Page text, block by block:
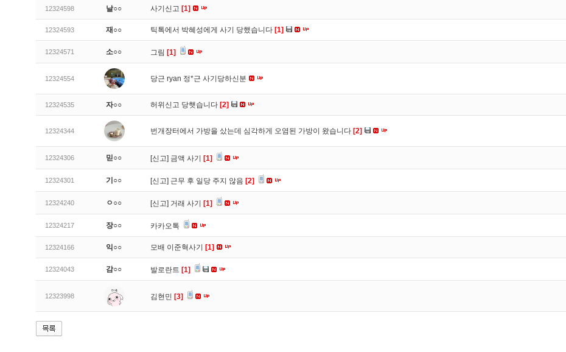
12324598 날○○ 사기신고 [1]
12324593 재○○ 틱톡에서 박혜성에게 사기 당했습니다 [1]
12324571 소○○ 그림 [1]
12324554 당근 ryan 정*근 사기당하신분
12324535 자○○ 허위신고 당햇습니다 [2]
12324344 번개장터에서 가방을 샀는데 심각하게 오염된 가방이 왔습니다 [2]
12324306 믿○○ [신고] 금액 사기 [1]
12324301 기○○ [신고] 근무 후 일당 주지 않음 [2]
12324240 ㅇ○○ [신고] 거래 사기 [1]
12324217 장○○ 카카오톡
12324166 익○○ 모배 이준혁사기 [1]
12324043 감○○ 발로란트 [1]
12323998 김현민 [3]